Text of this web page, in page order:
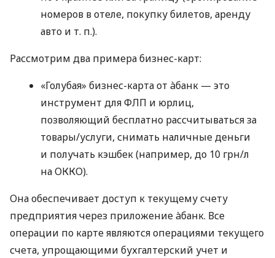
номеров в отеле, покупку билетов, аренду
авто и т. п.).
Рассмотрим два примера бизнес-карт:
«Голубая» бизнес-карта от àбанк — это
инструмент для ФЛП и юрлиц,
позволяющий бесплатно рассчитываться за
товары/услуги, снимать наличные деньги
и получать кэшбек (например, до 10 грн/л
на ОККО).
Она обеспечивает доступ к текущему счету
предприятия через приложение àбанк. Все
операции по карте являются операциями текущего
счета, упрощающими бухгалтерский учет и